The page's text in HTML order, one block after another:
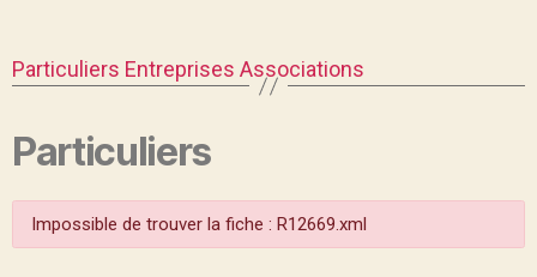
Particuliers Entreprises Associations
Particuliers
Impossible de trouver la fiche : R12669.xml